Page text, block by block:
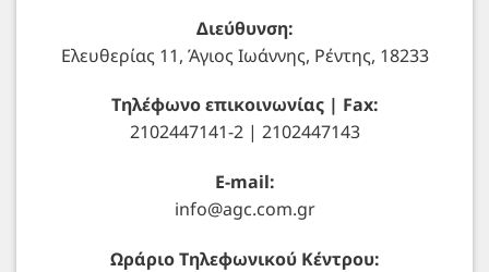
Διεύθυνση:
Ελευθερίας 11, Άγιος Ιωάννης, Ρέντης, 18233
Τηλέφωνο επικοινωνίας | Fax:
2102447141-2 | 2102447143
E-mail:
info@agc.com.gr
Ωράριο Τηλεφωνικού Κέντρου: